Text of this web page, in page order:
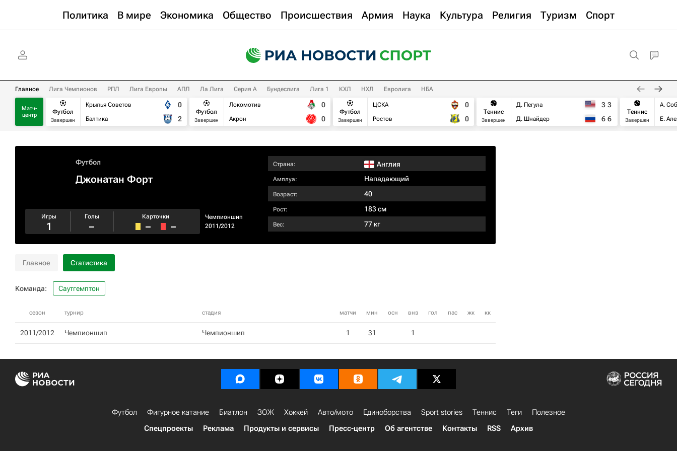
Политика В мире Экономика Общество Происшествия Армия Наука Культура Религия Туризм Спорт
Главное Лига Чемпионов РПЛ Лига Европы АПЛ Ла Лига Серия А Бундеслига Лига 1 КХЛ НХЛ Евролига НБА
Матч-
центр
Футбол
Завершен
Крылья Советов
Балтика
0
2
Футбол
Завершен
Локомотив
Акрон
0
0
Футбол
Завершен
ЦСКА
Ростов
0
0
Теннис
Завершен
Д. Пегула
Д. Шнайдер
3 3
6 6
Теннис
Завершен
А.
Е.
Футбол
Джонатан Форт
Чемпионшип
2011/2012
Игры
1
Голы
–
Карточки
– –
Страна: Англия
Амплуа: Нападающий
Возраст: 40
Рост: 183 см
Вес: 77 кг
Главное Статистика
Команда: Саутгемптон
сезон турнир стадия матчи мин осн внз гол пас жк кк
2011/2012 Чемпионшип Чемпионшип 1 31 1
Футбол Фигурное катание Биатлон ЗОЖ Хоккей Авто/мото Единоборства Sport stories Теннис Теги
Полезное
Спецпроекты
Реклама Продукты и сервисы Пресс-центр Об агентстве Контакты RSS Архив